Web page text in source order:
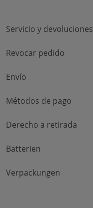
Servicio y devoluciones
Revocar pedido
Envío
Métodos de pago
Derecho a retirada
Batterien
Verpackungen